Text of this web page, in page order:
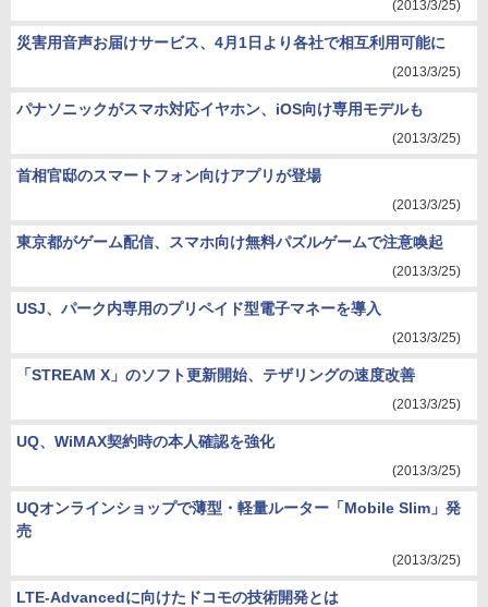
(2013/3/25)
災害用音声お届けサービス、4月1日より各社で相互利用可能に
(2013/3/25)
パナソニックがスマホ対応イヤホン、iOS向け専用モデルも
(2013/3/25)
首相官邸のスマートフォン向けアプリが登場
(2013/3/25)
東京都がゲーム配信、スマホ向け無料パズルゲームで注意喚起
(2013/3/25)
USJ、パーク内専用のプリペイド型電子マネーを導入
(2013/3/25)
「STREAM X」のソフト更新開始、テザリングの速度改善
(2013/3/25)
UQ、WiMAX契約時の本人確認を強化
(2013/3/25)
UQオンラインショップで薄型・軽量ルーター「Mobile Slim」発
売
(2013/3/25)
LTE-Advancedに向けたドコモの技術開発とは